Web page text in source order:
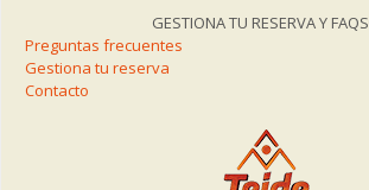
GESTIONA TU RESERVA Y FAQS
Preguntas frecuentes
Gestiona tu reserva
Contacto